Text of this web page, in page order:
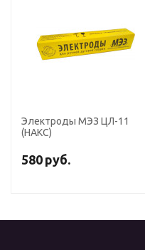
Электроды МЭЗ ЦЛ-11
(НАКС)
580 руб.